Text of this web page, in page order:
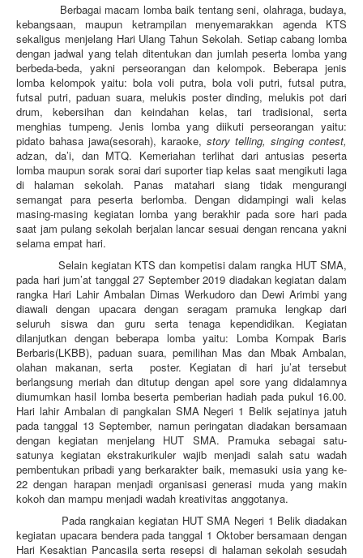
Berbagai macam lomba baik tentang seni, olahraga, budaya,
kebangsaan, maupun ketrampilan menyemarakkan agenda KTS
sekaligus menjelang Hari Ulang Tahun Sekolah. Setiap cabang lomba
dengan jadwal yang telah ditentukan dan jumlah peserta lomba yang
berbeda-beda, yakni perseorangan dan kelompok. Beberapa jenis
lomba kelompok yaitu: bola voli putra, bola voli putri, futsal putra,
futsal putri, paduan suara, melukis poster dinding, melukis pot dari
drum, kebersihan dan keindahan kelas, tari tradisional, serta
menghias tumpeng. Jenis lomba yang diikuti perseorangan yaitu:
pidato bahasa jawa(sesorah), karaoke, story telling, singing contest,
adzan, da’i, dan MTQ. Kemeriahan terlihat dari antusias peserta
lomba maupun sorak sorai dari suporter tiap kelas saat mengikuti laga
di halaman sekolah. Panas matahari siang tidak mengurangi
semangat para peserta berlomba. Dengan didampingi wali kelas
masing-masing kegiatan lomba yang berakhir pada sore hari pada
saat jam pulang sekolah berjalan lancar sesuai dengan rencana yakni
selama empat hari.
Selain kegiatan KTS dan kompetisi dalam rangka HUT SMA,
pada hari jum’at tanggal 27 September 2019 diadakan kegiatan dalam
rangka Hari Lahir Ambalan Dimas Werkudoro dan Dewi Arimbi yang
diawali dengan upacara dengan seragam pramuka lengkap dari
seluruh siswa dan guru serta tenaga kependidikan. Kegiatan
dilanjutkan dengan beberapa lomba yaitu: Lomba Kompak Baris
Berbaris(LKBB), paduan suara, pemilihan Mas dan Mbak Ambalan,
olahan makanan, serta poster. Kegiatan di hari ju’at tersebut
berlangsung meriah dan ditutup dengan apel sore yang didalamnya
diumumkan hasil lomba beserta pemberian hadiah pada pukul 16.00.
Hari lahir Ambalan di pangkalan SMA Negeri 1 Belik sejatinya jatuh
pada tanggal 13 September, namun peringatan diadakan bersamaan
dengan kegiatan menjelang HUT SMA. Pramuka sebagai satu-
satunya kegiatan ekstrakurikuler wajib menjadi salah satu wadah
pembentukan pribadi yang berkarakter baik, memasuki usia yang ke-
22 dengan harapan menjadi organisasi generasi muda yang makin
kokoh dan mampu menjadi wadah kreativitas anggotanya.
Pada rangkaian kegiatan HUT SMA Negeri 1 Belik diadakan
kegiatan upacara bendera pada tanggal 1 Oktober bersamaan dengan
Hari Kesaktian Pancasila serta resepsi di halaman sekolah sesudah